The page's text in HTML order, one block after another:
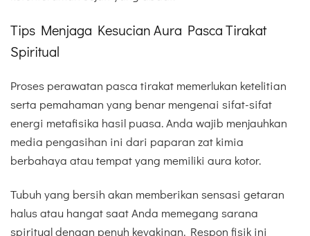
Tips Menjaga Kesucian Aura Pasca Tirakat
Spiritual
Proses perawatan pasca tirakat memerlukan ketelitian
serta pemahaman yang benar mengenai sifat-sifat
energi metafisika hasil puasa. Anda wajib menjauhkan
media pengasihan ini dari paparan zat kimia
berbahaya atau tempat yang memiliki aura kotor.
Tubuh yang bersih akan memberikan sensasi getaran
halus atau hangat saat Anda memegang sarana
spiritual dengan penuh keyakinan. Respon fisik ini